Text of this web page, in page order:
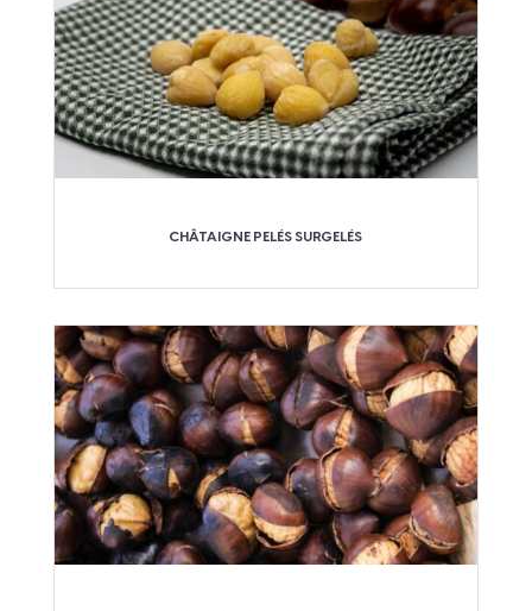
CHÂTAIGNE PELÉS SURGELÉS